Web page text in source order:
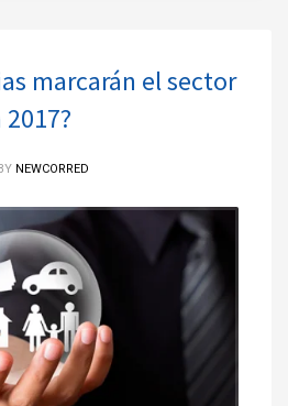
marcarán el sector
BY NEWCORRED